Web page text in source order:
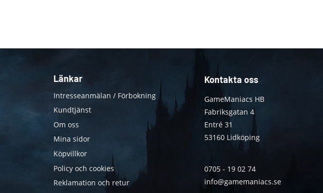
Länkar
Intresseanmälan / Förbokning
Kundtjänst
Om oss
Mina sidor
Köpvillkor
Policy och cookies
Reklamation och retur
Kontakta oss
GameManiacs HB
Fabriksgatan 4
Entré 31
53160 Lidköping
0705 - 19 02 74
info@gamemaniacs.se